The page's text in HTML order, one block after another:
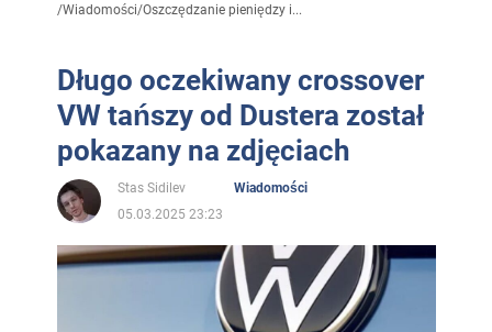
/Wiadomości/Oszczędzanie pieniędzy i...
Długo oczekiwany crossover
VW tańszy od Dustera został
pokazany na zdjęciach
Stas Sidilev
Wiadomości
05.03.2025 23:23